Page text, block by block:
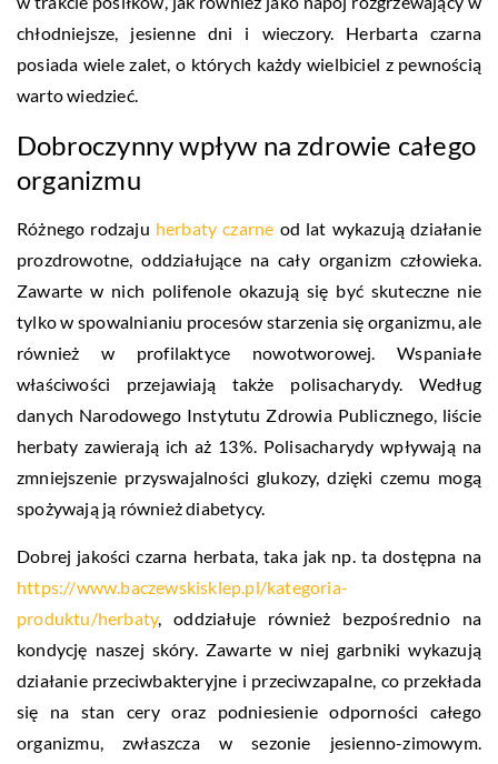
chłodniejsze, jesienne dni i wieczory. Herbarta czarna
posiada wiele zalet, o których każdy wielbiciel z pewnością
warto wiedzieć.
Dobroczynny wpływ na zdrowie całego
organizmu
Różnego rodzaju herbaty czarne od lat wykazują działanie
prozdrowotne, oddziałujące na cały organizm człowieka.
Zawarte w nich polifenole okazują się być skuteczne nie
tylko w spowalnianiu procesów starzenia się organizmu, ale
również w profilaktyce nowotworowej. Wspaniałe
właściwości przejawiają także polisacharydy. Według
danych Narodowego Instytutu Zdrowia Publicznego, liście
herbaty zawierają ich aż 13%. Polisacharydy wpływają na
zmniejszenie przyswajalności glukozy, dzięki czemu mogą
spożywają ją również diabetycy.
Dobrej jakości czarna herbata, taka jak np. ta dostępna na
https://www.baczewskisklep.pl/kategoria-
produktu/herbaty, oddziałuje również bezpośrednio na
kondycję naszej skóry. Zawarte w niej garbniki wykazują
działanie przeciwbakteryjne i przeciwzapalne, co przekłada
się na stan cery oraz podniesienie odporności całego
organizmu, zwłaszcza w sezonie jesienno-zimowym.